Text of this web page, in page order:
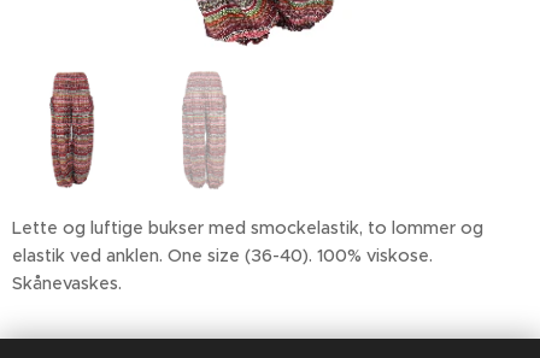
Lette og luftige bukser med smockelastik, to lommer og
elastik ved anklen. One size (36-40). 100% viskose.
Skånevaskes.